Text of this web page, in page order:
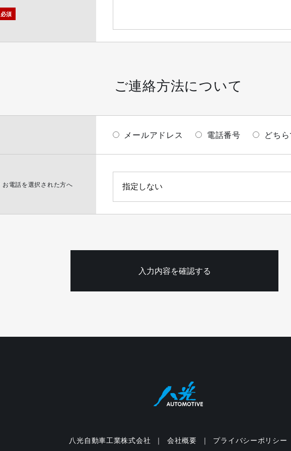
必須
ご連絡方法について
メールアドレス 電話番号 どち
お電話を選択された方へ
八光自動車工業株式会社 会社概要 プライバシーポリシー